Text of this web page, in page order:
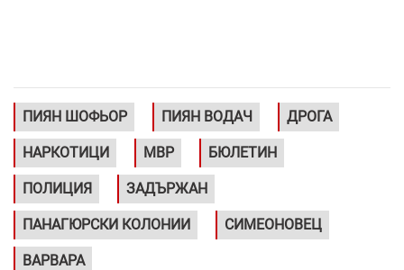
ПИЯН ШОФЬОР ПИЯН ВОДАЧ ДРОГА
НАРКОТИЦИ МВР БЮЛЕТИН
ПОЛИЦИЯ ЗАДЪРЖАН
ПАНАГЮРСКИ КОЛОНИИ СИМЕОНОВЕЦ
ВАРВАРА